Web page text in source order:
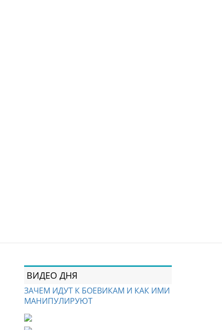
ВИДЕО ДНЯ
ЗАЧЕМ ИДУТ К БОЕВИКАМ И КАК ИМИ
МАНИПУЛИРУЮТ